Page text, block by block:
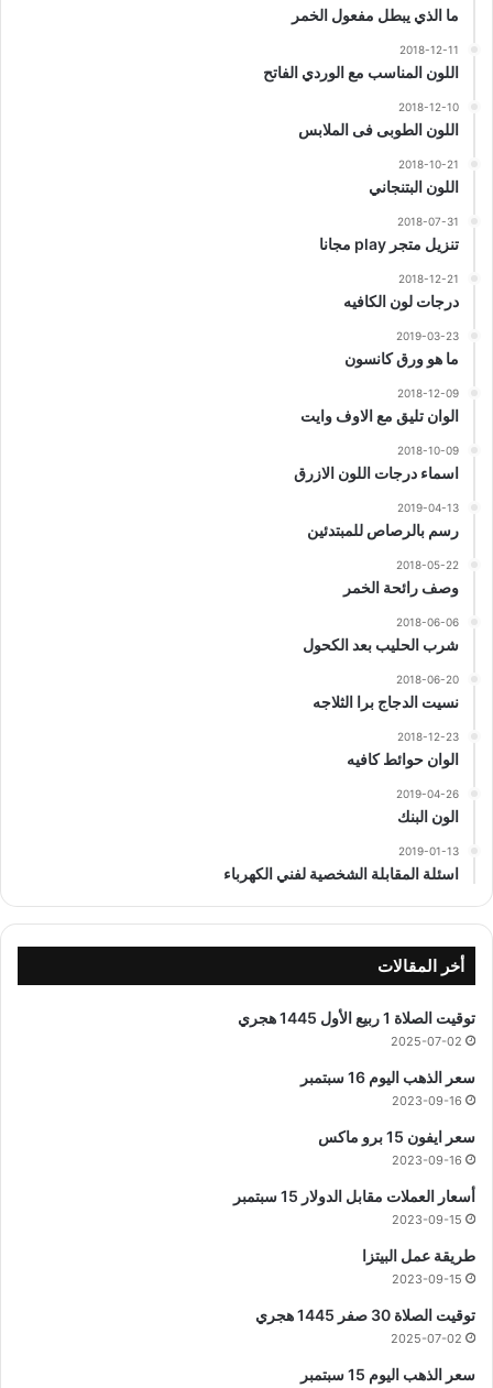
ما الذي يبطل مفعول الخمر
2018-12-11
اللون المناسب مع الوردي الفاتح
2018-12-10
اللون الطوبى فى الملابس
2018-10-21
اللون البتنجاني
2018-07-31
تنزيل متجر play مجانا
2018-12-21
درجات لون الكافيه
2019-03-23
ما هو ورق كانسون
2018-12-09
الوان تليق مع الاوف وايت
2018-10-09
اسماء درجات اللون الازرق
2019-04-13
رسم بالرصاص للمبتدئين
2018-05-22
وصف رائحة الخمر
2018-06-06
شرب الحليب بعد الكحول
2018-06-20
نسيت الدجاج برا الثلاجه
2018-12-23
الوان حوائط كافيه
2019-04-26
الون البنك
2019-01-13
اسئلة المقابلة الشخصية لفني الكهرباء
أخر المقالات
توقيت الصلاة 1 ربيع الأول 1445 هجري
2025-07-02
سعر الذهب اليوم 16 سبتمبر
2023-09-16
سعر ايفون 15 برو ماكس
2023-09-16
أسعار العملات مقابل الدولار 15 سبتمبر
2023-09-15
طريقة عمل البيتزا
2023-09-15
توقيت الصلاة 30 صفر 1445 هجري
2025-07-02
سعر الذهب اليوم 15 سبتمبر